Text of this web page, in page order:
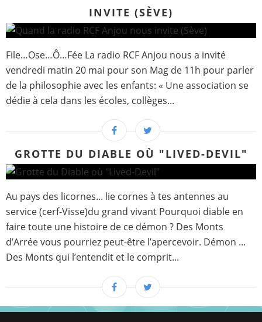
INVITE (SÈVE)
File…Ose…Ô…Fée La radio RCF Anjou nous a invité
vendredi matin 20 mai pour son Mag de 11h pour parler
de la philosophie avec les enfants: « Une association se
dédie à cela dans les écoles, collèges...
GROTTE DU DIABLE OÙ "LIVED-DEVIL"
Au pays des licornes... lie cornes à tes antennes au
service (cerf-Visse)du grand vivant Pourquoi diable en
faire toute une histoire de ce démon ? Des Monts
d’Arrée vous pourriez peut-être l’apercevoir. Démon ...
Des Monts qui l’entendit et le comprit...